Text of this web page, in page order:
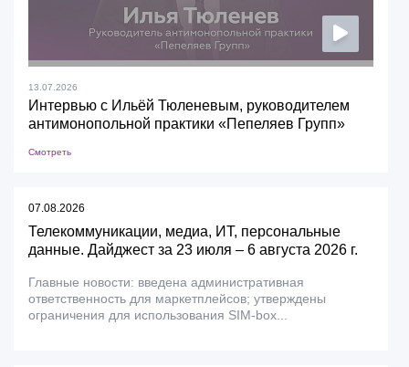
13.07.2026
Интервью с Ильёй Тюленевым, руководителем
антимонопольной практики «Пепеляев Групп»
Смотреть
07.08.2026
Телекоммуникации, медиа, ИТ, персональные
данные. Дайджест за 23 июля – 6 августа 2026 г.
Главные новости: введена административная
ответственность для маркетплейсов; утверждены
ограничения для использования SIM-box...